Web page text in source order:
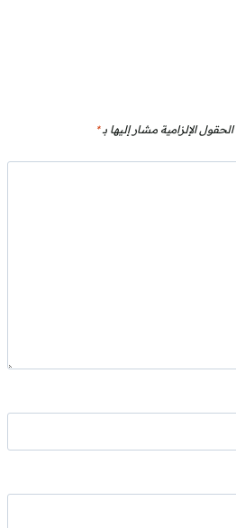
الحقول الإلزامية مشار إليها بـ*